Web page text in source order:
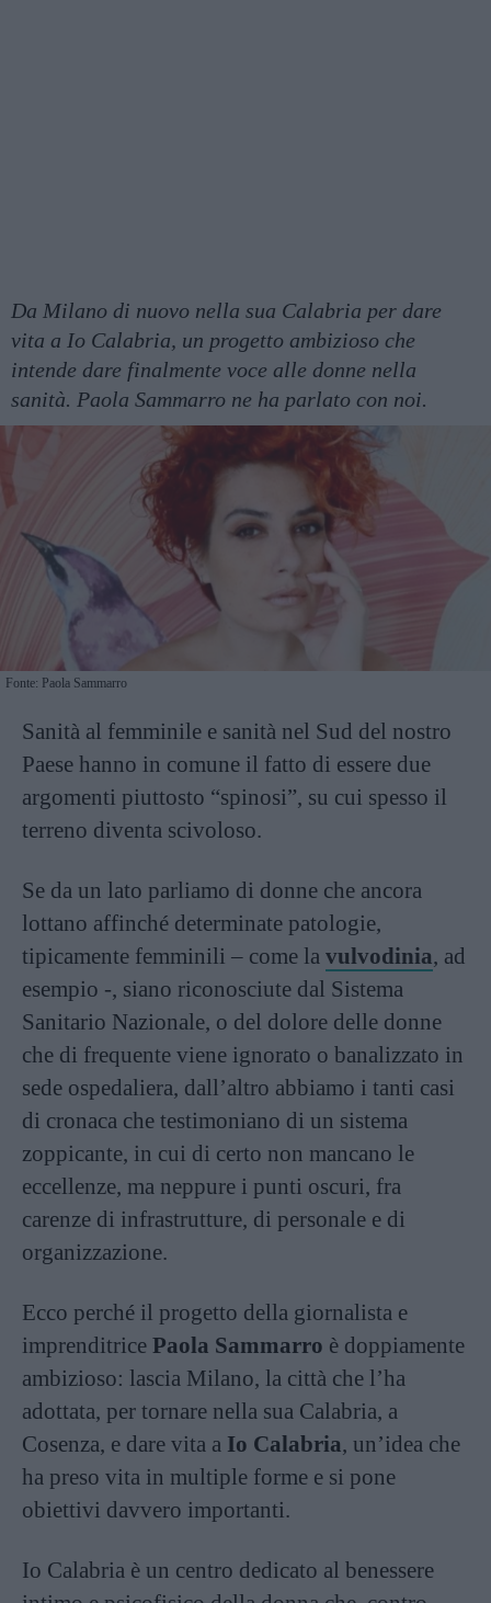
Da Milano di nuovo nella sua Calabria per dare
vita a Io Calabria, un progetto ambizioso che
intende dare finalmente voce alle donne nella
sanità. Paola Sammarro ne ha parlato con noi.
Fonte: Paola Sammarro
Sanità al femminile e sanità nel Sud del nostro
Paese hanno in comune il fatto di essere due
argomenti piuttosto “spinosi”, su cui spesso il
terreno diventa scivoloso.
Se da un lato parliamo di donne che ancora
lottano affinché determinate patologie,
tipicamente femminili – come la vulvodinia, ad
esempio -, siano riconosciute dal Sistema
Sanitario Nazionale, o del dolore delle donne
che di frequente viene ignorato o banalizzato in
sede ospedaliera, dall’altro abbiamo i tanti casi
di cronaca che testimoniano di un sistema
zoppicante, in cui di certo non mancano le
eccellenze, ma neppure i punti oscuri, fra
carenze di infrastrutture, di personale e di
organizzazione.
Ecco perché il progetto della giornalista e
imprenditrice Paola Sammarro è doppiamente
ambizioso: lascia Milano, la città che l’ha
adottata, per tornare nella sua Calabria, a
Cosenza, e dare vita a Io Calabria, un’idea che
ha preso vita in multiple forme e si pone
obiettivi davvero importanti.
Io Calabria è un centro dedicato al benessere